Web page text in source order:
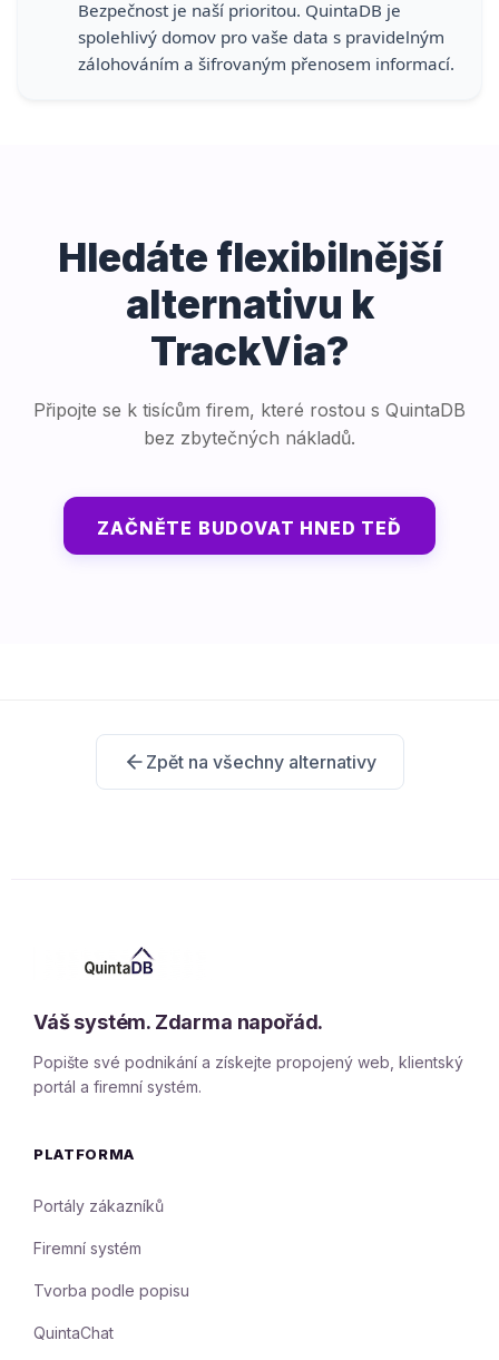
Bezpečnost je naší prioritou. QuintaDB je
spolehlivý domov pro vaše data s pravidelným
zálohováním a šifrovaným přenosem informací.
Hledáte flexibilnější
alternativu k
TrackVia?
Připojte se k tisícům firem, které rostou s QuintaDB
bez zbytečných nákladů.
ZAČNĚTE BUDOVAT HNED TEĎ
Zpět na všechny alternativy
Váš systém. Zdarma napořád.
Popište své podnikání a získejte propojený web, klientský
portál a firemní systém.
PLATFORMA
Portály zákazníků
Firemní systém
Tvorba podle popisu
QuintaChat